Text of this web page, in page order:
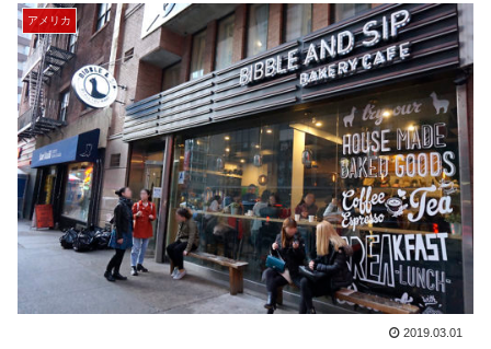
アメリカ
2019.03.01